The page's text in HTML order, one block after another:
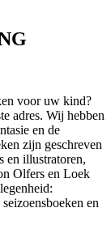
voor uw kind?
adres. Wij hebben
en de
zijn geschreven
en illustratoren,
Olfers en Loek
en